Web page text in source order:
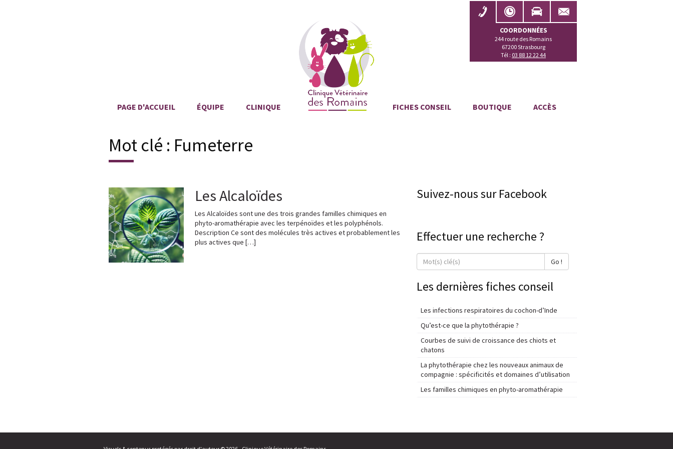
PAGE D'ACCUEIL ÉQUIPE CLINIQUE FICHES CONSEIL BOUTIQUE ACCÈS
COORDONNÉES
244 route des Romains
67200 Strasbourg
Tél : 03 88 12 22 44
Mot clé : Fumeterre
Les Alcaloïdes
Les Alcaloïdes sont une des trois grandes familles chimiques en
phyto-aromathérapie avec les terpénoïdes et les polyphénols.
Description Ce sont des molécules très actives et probablement les
plus actives que […]
Suivez-nous sur Facebook
Effectuer une recherche ?
Go !
Les dernières fiches conseil
Les infections respiratoires du cochon-d’Inde
Qu’est-ce que la phytothérapie ?
Courbes de suivi de croissance des chiots et
chatons
La phytothérapie chez les nouveaux animaux de
compagnie : spécificités et domaines d’utilisation
Les familles chimiques en phyto-aromathérapie